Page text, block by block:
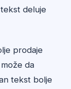
deluje
prodaje
da
tekst bolje